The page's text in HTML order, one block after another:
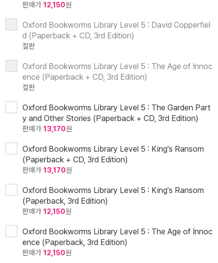
판매가 12,150원
Oxford Bookworms Library Level 5 : David Copperfiel
d (Paperback + CD, 3rd Edition)
절판
Oxford Bookworms Library Level 5 : The Age of Innoc
ence (Paperback + CD, 3rd Edition)
절판
Oxford Bookworms Library Level 5 : The Garden Part
y and Other Stories (Paperback + CD, 3rd Edition)
판매가 13,170원
Oxford Bookworms Library Level 5 : King's Ransom
(Paperback + CD, 3rd Edition)
판매가 13,170원
Oxford Bookworms Library Level 5 : King's Ransom
(Paperback, 3rd Edition)
판매가 12,150원
Oxford Bookworms Library Level 5 : The Age of Innoc
ence (Paperback, 3rd Edition)
판매가 12,150원